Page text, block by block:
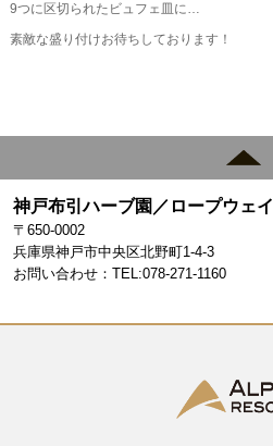
9つに区切られたビュフェ皿に…
素敵な盛り付けお待ちしております！
神戸布引ハーブ園／ロープウェイ
〒650-0002
兵庫県神戸市中央区北野町1-4-3
お問い合わせ：TEL:078-271-1160